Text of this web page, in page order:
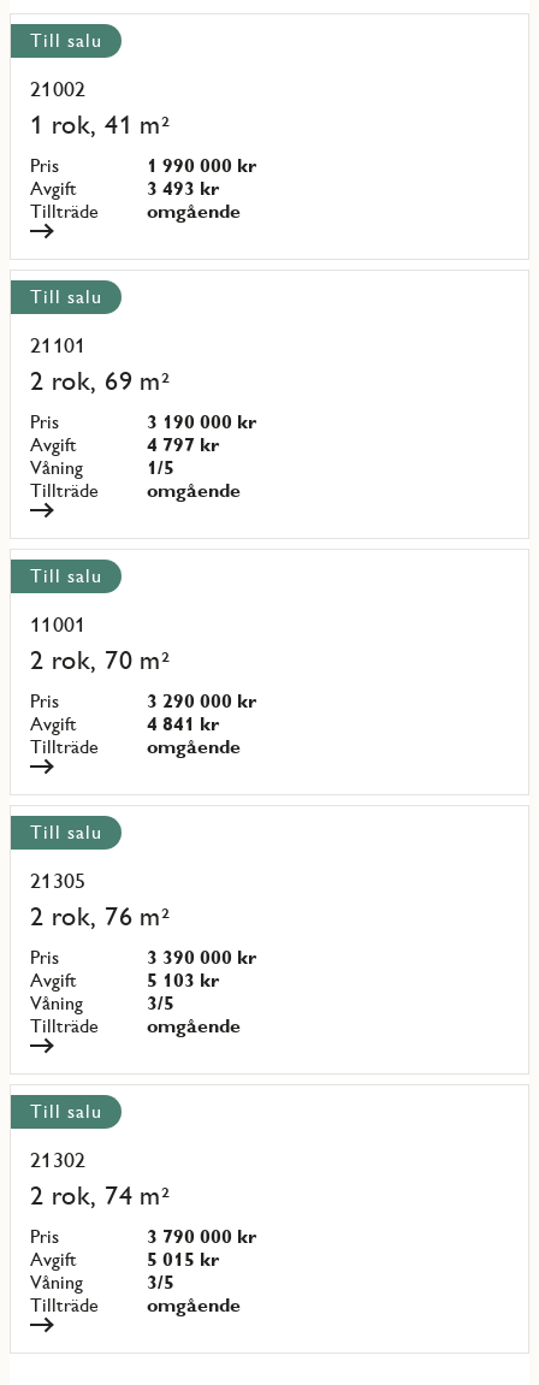
Visa
alla
objekt
Till salu
21002
1 rok, 41 m²
Pris
1 990 000 kr
Avgift
3 493 kr
Tillträde
omgående
Läs
mer
om
objekt
{objectNumber}
Till salu
21101
2 rok, 69 m²
Pris
3 190 000 kr
Avgift
4 797 kr
Våning
1/5
Tillträde
omgående
Läs
mer
om
objekt
{objectNumber}
Till salu
11001
2 rok, 70 m²
Pris
3 290 000 kr
Avgift
4 841 kr
Tillträde
omgående
Läs
mer
om
objekt
{objectNumber}
Till salu
21305
2 rok, 76 m²
Pris
3 390 000 kr
Avgift
5 103 kr
Våning
3/5
Tillträde
omgående
Läs
mer
om
objekt
{objectNumber}
Till salu
21302
2 rok, 74 m²
Pris
3 790 000 kr
Avgift
5 015 kr
Våning
3/5
Tillträde
omgående
Läs
mer
om
objekt
{objectNumber}